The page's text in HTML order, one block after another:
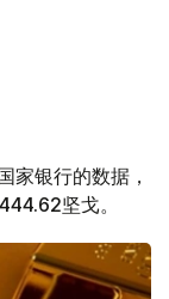
家银行的数据，
坚戈。